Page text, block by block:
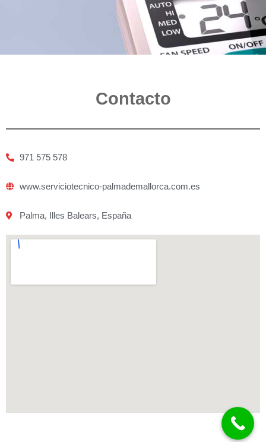
Contacto
971 575 578
www.serviciotecnico-palmademallorca.com.es
Palma, Illes Balears, España